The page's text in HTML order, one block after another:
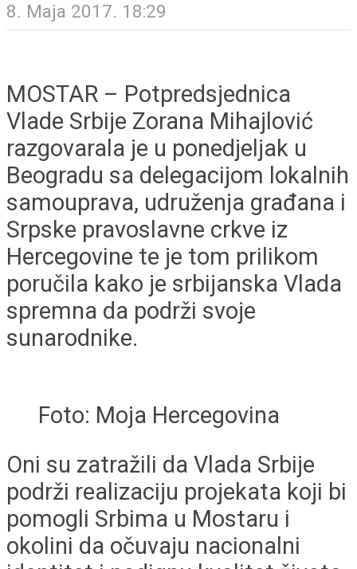
8. Maja 2017. 18:29
MOSTAR – Potpredsjednica
Vlade Srbije Zorana Mihajlović
razgovarala je u ponedjeljak u
Beogradu sa delegacijom lokalnih
samouprava, udruženja građana i
Srpske pravoslavne crkve iz
Hercegovine te je tom prilikom
poručila kako je srbijanska Vlada
spremna da podrži svoje
sunarodnike.
Foto: Moja Hercegovina
Oni su zatražili da Vlada Srbije
podrži realizaciju projekata koji bi
pomogli Srbima u Mostaru i
okolini da očuvaju nacionalni